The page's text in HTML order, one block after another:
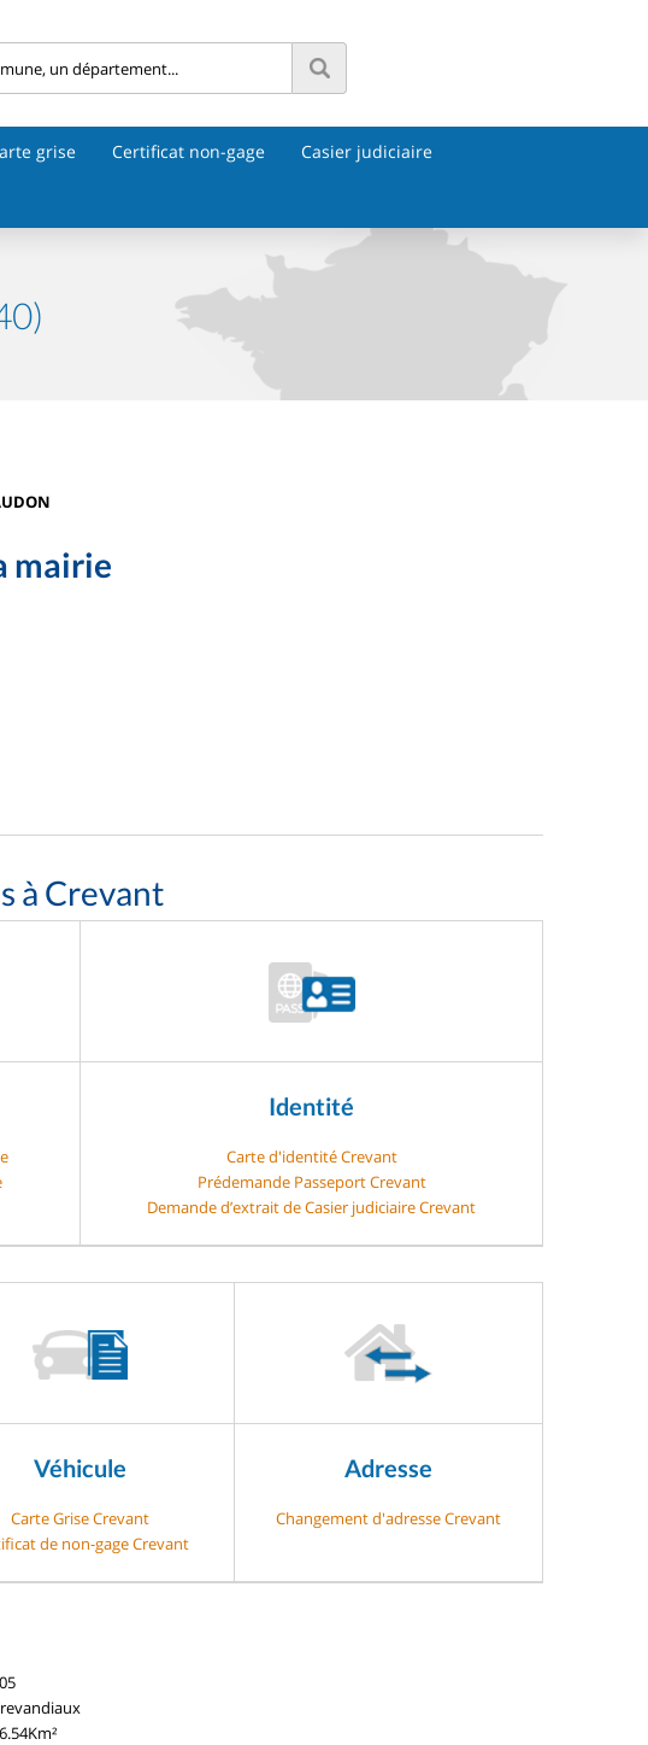
grise Certificat non-gage Casier judiciaire
mairie
à Crevant
Identité
Carte d'identité Crevant
Prédemande Passeport Crevant
Demande d’extrait de Casier judiciaire Crevant
Véhicule
Carte Grise Crevant
de non-gage Crevant
Adresse
Changement d'adresse Crevant